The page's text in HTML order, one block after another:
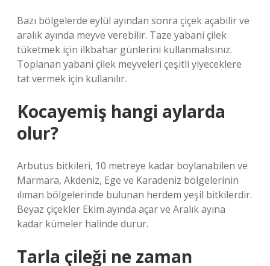
Bazı bölgelerde eylül ayından sonra çiçek açabilir ve
aralık ayında meyve verebilir. Taze yabani çilek
tüketmek için ilkbahar günlerini kullanmalısınız.
Toplanan yabani çilek meyveleri çeşitli yiyeceklere
tat vermek için kullanılır.
Kocayemiş hangi aylarda
olur?
Arbutus bitkileri, 10 metreye kadar boylanabilen ve
Marmara, Akdeniz, Ege ve Karadeniz bölgelerinin
ılıman bölgelerinde bulunan herdem yeşil bitkilerdir.
Beyaz çiçekler Ekim ayında açar ve Aralık ayına
kadar kümeler halinde durur.
Tarla çileği ne zaman